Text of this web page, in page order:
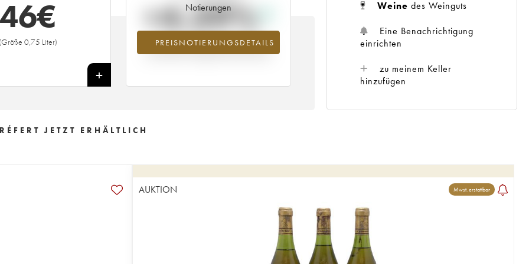
46€
0,75 Liter)
+
Notierungen
PREISNOTIERUNGSDETAILS
+4.39%
Preisanstiegs des Jahrgangs 2009 im
Jahr 2026 im Vergleich zum Jahr 2025
Weine des Weinguts
Eine Benachrichtigung
einrichten
zu meinem Keller
hinzufügen
JETZT ERHÄLTLICH
AUKTION Mwst. erstattbar